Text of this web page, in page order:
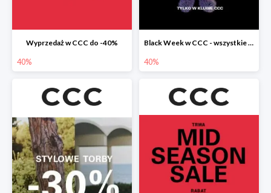
Wyprzedaż w CCC do -40%
40%
Black Week w CCC - wszystkie produkty do -40%
40%